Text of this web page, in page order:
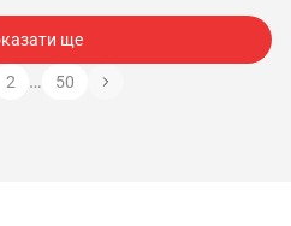
ще
2 … 50